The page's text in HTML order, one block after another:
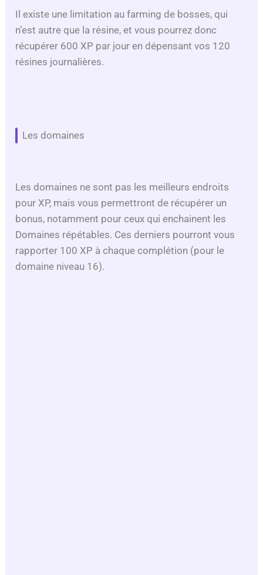
Il existe une limitation au farming de bosses, qui
n’est autre que la résine, et vous pourrez donc
récupérer 600 XP par jour en dépensant vos 120
résines journalières.
Les domaines
Les domaines ne sont pas les meilleurs endroits
pour XP, mais vous permettront de récupérer un
bonus, notamment pour ceux qui enchainent les
Domaines répétables. Ces derniers pourront vous
rapporter 100 XP à chaque complétion (pour le
domaine niveau 16).